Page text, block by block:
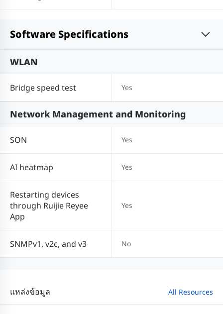
Software Specifications
WLAN
Bridge speed test Yes
Network Management and Monitoring
SON Yes
AI heatmap Yes
Restarting devices
through Ruijie Reyee
App
Yes
SNMPv1, v2c, and v3 No
แหล่งข้อมูล All Resources